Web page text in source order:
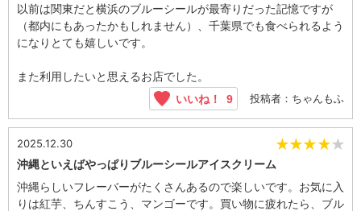
以前は関東だと横浜のブルーシールが最寄りだった記憶ですが
（都内にもあったかもしれません）、千葉県でも食べられるよう
になりとても嬉しいです。
また利用したいと思えるお店でした。
いいね！ 9 投稿者：ちゃんもふ
★★★★★
2025.12.30
沖縄といえばやっぱりブルーシールアイスクリーム
沖縄らしいフレーバーがたくさんあるので楽しいです。お気に入
りは紅芋、ちんすこう、マンゴーです。買い物に疲れたら、ブル